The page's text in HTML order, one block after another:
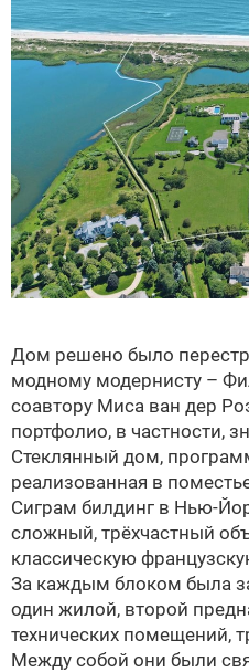
Дом решено было
модному модернисту –
соавтору Миса ван дер
портфолио, в частности,
Стеклянный дом,
реализованная в
Сиграм билдинг в Нью-
сложный, трёхчастный
классическую
За каждым блоком была
один жилой, второй
технических помещений,
Между собой они были